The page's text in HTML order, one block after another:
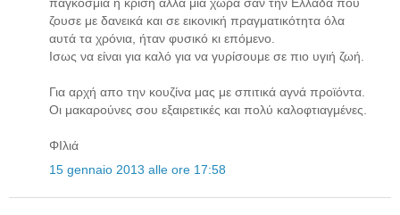
ζουσε με δανεικά και σε εικονική πραγματικότητα όλα
αυτά τα χρόνια, ήταν φυσικό κι επόμενο.
Ισως να είναι για καλό για να γυρίσουμε σε πιο υγιή ζωή.
Για αρχή απο την κουζίνα μας με σπιτικά αγνά προϊόντα.
Οι μακαρούνες σου εξαιρετικές και πολύ καλοφτιαγμένες.
ΦΙλιά
15 gennaio 2013 alle ore 17:58